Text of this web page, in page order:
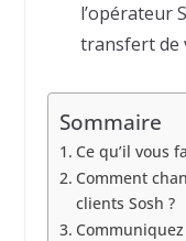
l’opérateur
transfert de
Sommaire
Ce qu’il vous
Comment
clients Sosh ?
Communiquez